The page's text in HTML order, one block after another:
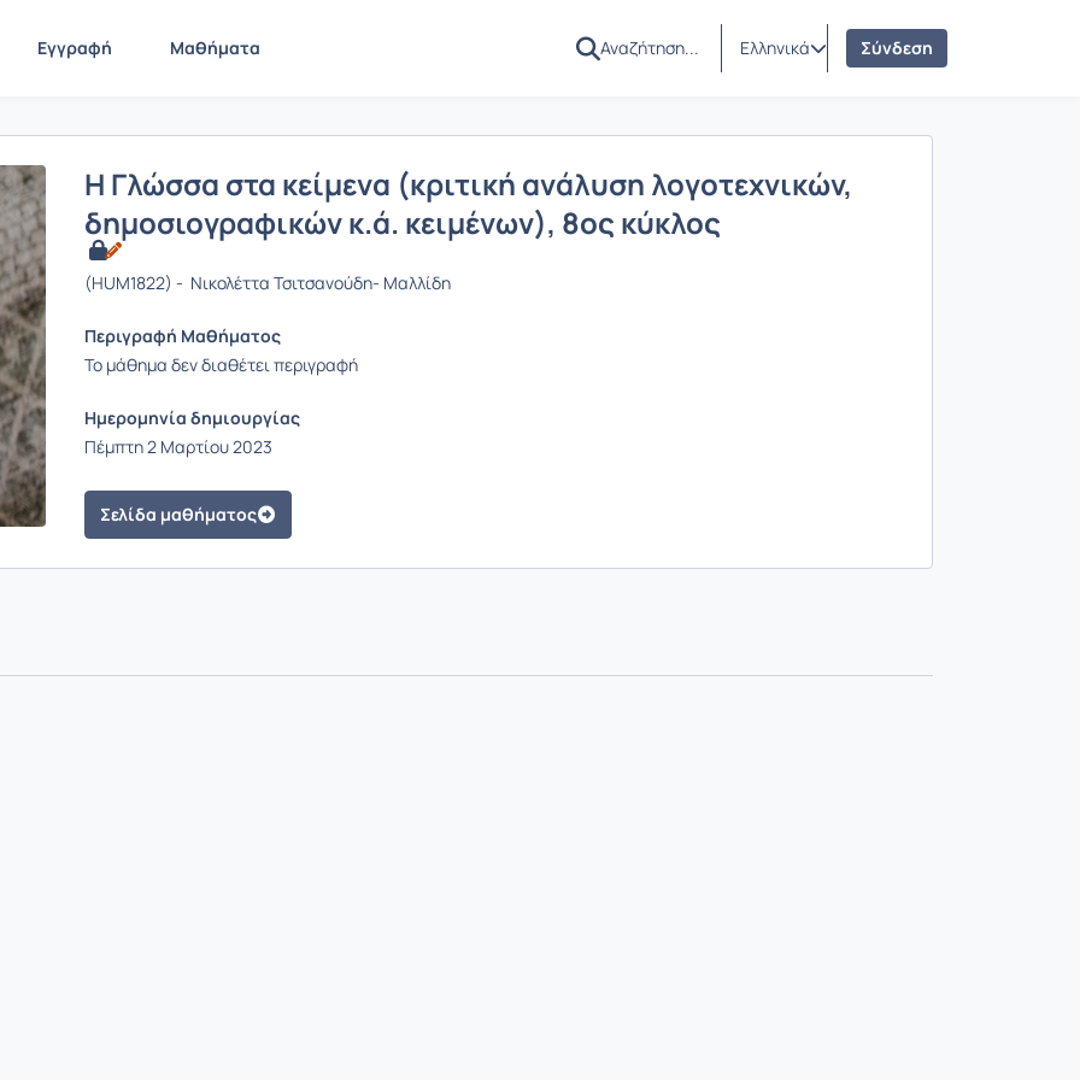
Εγγραφή Μαθήματα Ελληνικά Σύνδεση
Η Γλώσσα στα κείμενα (κριτική ανάλυση λογοτεχνικών,
δημοσιογραφικών κ.ά. κειμένων), 8ος κύκλος
(HUM1822) - Νικολέττα Τσιτσανούδη- Μαλλίδη
Περιγραφή Μαθήματος
Το μάθημα δεν διαθέτει περιγραφή
Ημερομηνία δημιουργίας
Πέμπτη 2 Μαρτίου 2023
Σελίδα μαθήματος